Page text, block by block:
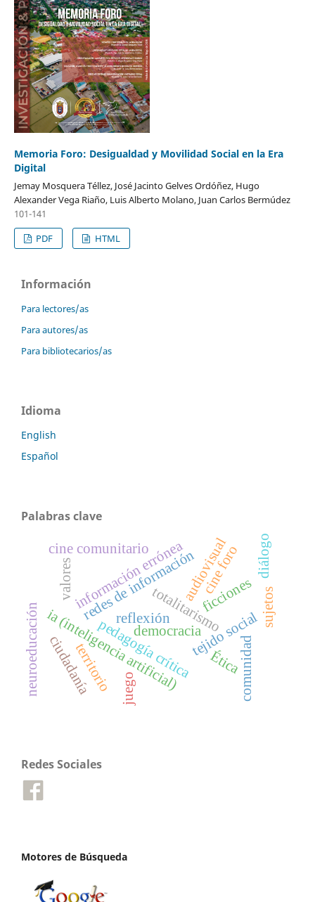
Memoria Foro: Desigualdad y Movilidad Social en la Era
Digital
Jemay Mosquera Téllez, José Jacinto Gelves Ordóñez, Hugo
Alexander Vega Riaño, Luis Alberto Molano, Juan Carlos Bermúdez
101-141
PDF
HTML
Información
Para lectores/as
Para autores/as
Para bibliotecarios/as
Idioma
English
Español
Palabras clave
democracia
totalitarismo
redes de información
ia (inteligencia artificial)
información errónea ficciones
cine comunitario
tejido social
pedagogía crítica
territorio
audiovisual
sujetos
neuroeducación Ética
ciudadanía
cine foro diálogo
comunidad
valores
reflexión
juego
Redes Sociales
Motores de Búsqueda